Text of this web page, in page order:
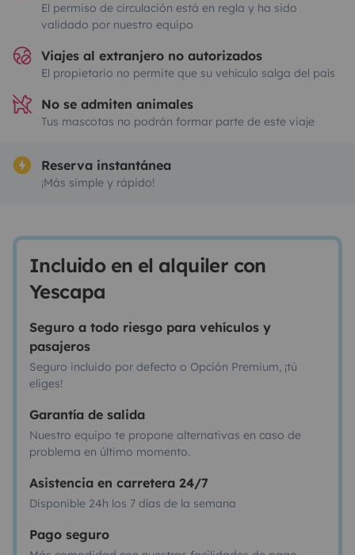
El permiso de circulación está en regla y ha sido
validado por nuestro equipo
Viajes al extranjero no autorizados
El propietario no permite que su vehículo salga del país
No se admiten animales
Tus mascotas no podrán formar parte de este viaje
Reserva instantánea
¡Más simple y rápido!
Incluido en el alquiler con
Yescapa
Seguro a todo riesgo para vehículos y
pasajeros
Seguro incluido por defecto o Opción Premium, ¡tú
eliges!
Garantía de salida
Nuestro equipo te propone alternativas en caso de
problema en último momento.
Asistencia en carretera 24/7
Disponible 24h los 7 días de la semana
Pago seguro